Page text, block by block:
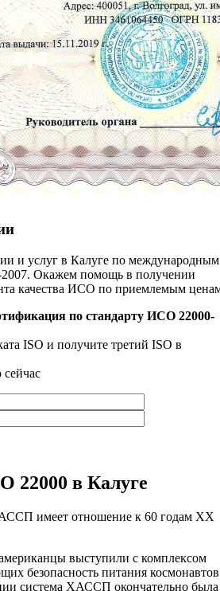
и услуг в Калуге по международным
Окажем помощь в получении
качества ИСО по приемлемым
по стандарту ИСО 22000-
ISO и получите третий ISO в
22000 в Калуге
имеет отношение к 60 годам XX
выступили с комплексом
безопасность питания
система ХАССП окончательно была